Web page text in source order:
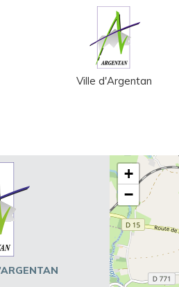
Ville d'Argentan
+
−